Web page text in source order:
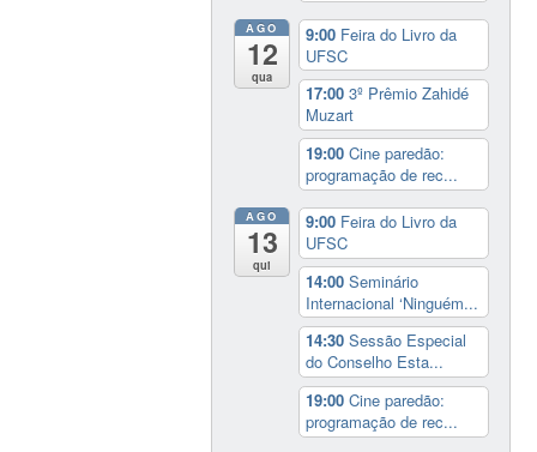
AGO
12
qua
9:00 Feira do Livro da
UFSC
17:003º Prêmio Zahidé
Muzart
19:00Cine paredão:
programação de rec...
AGO
13
qui
9:00 Feira do Livro da
UFSC
14:00Seminário
Internacional ‘Ninguém...
14:30Sessão Especial
do Conselho Esta...
19:00Cine paredão:
programação de rec...